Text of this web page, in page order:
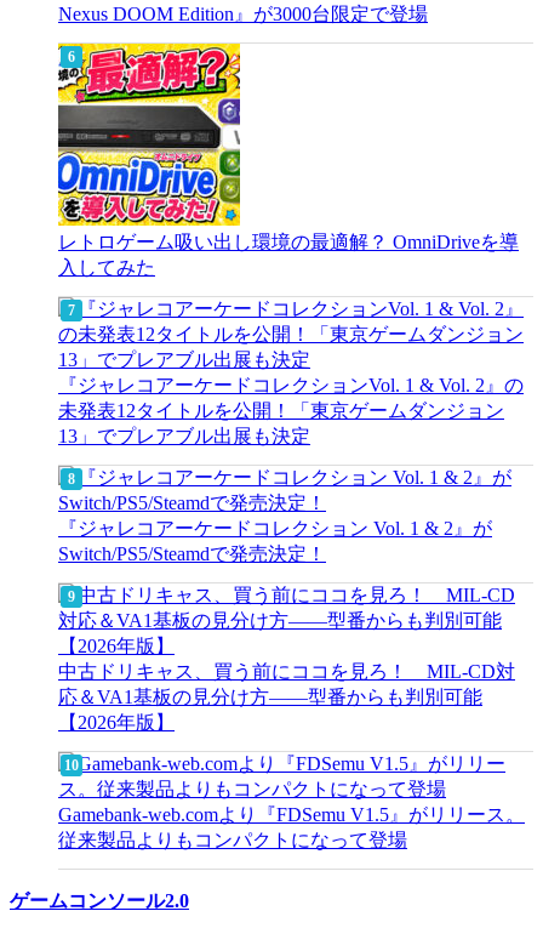
Nexus DOOM Edition』が3000台限定で登場
レトロゲーム吸い出し環境の最適解？ OmniDriveを導
入してみた
『ジャレコアーケードコレクションVol. 1 & Vol. 2』の
未発表12タイトルを公開！「東京ゲームダンジョン
13」でプレアブル出展も決定
『ジャレコアーケードコレクション Vol. 1 & 2』が
Switch/PS5/Steamdで発売決定！
中古ドリキャス、買う前にココを見ろ！ MIL-CD対
応＆VA1基板の見分け方——型番からも判別可能
【2026年版】
Gamebank-web.comより『FDSemu V1.5』がリリース。
従来製品よりもコンパクトになって登場
ゲームコンソール2.0